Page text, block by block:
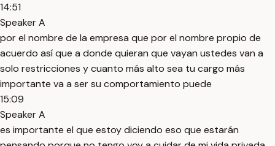
14:51
Speaker A
por el nombre de la empresa que por el nombre propio de
acuerdo así que a donde quieran que vayan ustedes van a
solo restricciones y cuanto más alto sea tu cargo más
importante va a ser su comportamiento puede
15:09
Speaker A
es importante el que estoy diciendo eso que estarán